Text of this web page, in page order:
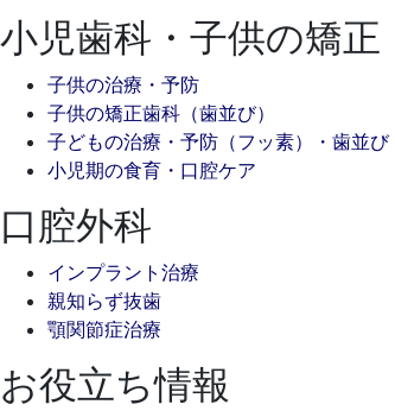
小児歯科・子供の矯正
子供の治療・予防
子供の矯正歯科（歯並び）
子どもの治療・予防（フッ素）・歯並び
小児期の食育・口腔ケア
口腔外科
インプラント治療
親知らず抜歯
顎関節症治療
お役立ち情報